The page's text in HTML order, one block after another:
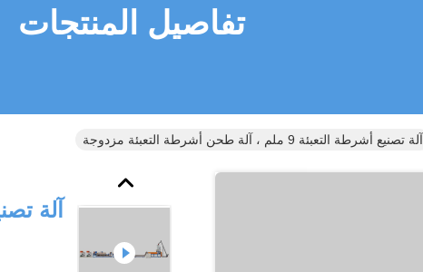
تفاصيل المنتجات
آلة تصنيع أشرطة التعبئة 9 ملم ، آلة طحن أشرطة التعبئة مزدوجة